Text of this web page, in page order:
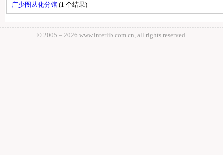
广少图从化分馆 (1 个结果)
© 2005－ 2026 www.interlib.com.cn, all rights reserved